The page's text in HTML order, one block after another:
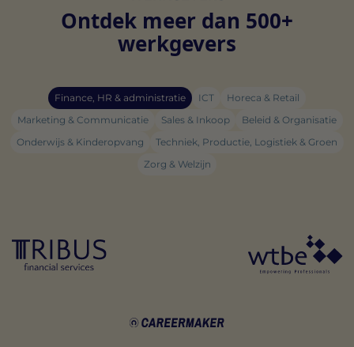
Ontdek meer dan 500+
werkgevers
Finance, HR & administratie ICT
Horeca & Retail
Marketing & Communicatie
Sales & Inkoop
Beleid & Organisatie
Onderwijs & Kinderopvang
Techniek, Productie, Logistiek & Groen
Zorg & Welzijn